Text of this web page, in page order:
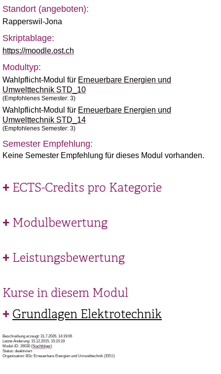
Standort (angeboten):
Rapperswil-Jona
Skriptablage:
https://moodle.ost.ch
Modultyp:
Wahlpflicht-Modul für Erneuerbare Energien und
Umwelttechnik STD_10
(Empfohlenes Semester: 3)
Wahlpflicht-Modul für Erneuerbare Energien und
Umwelttechnik STD_14
(Empfohlenes Semester: 3)
Semester Empfehlung:
Keine Semester Empfehlung für dieses Modul vorhanden.
ECTS-Credits pro Kategorie
Modulbewertung
Leistungsbewertung
Kurse in diesem Modul
Grundlagen Elektrotechnik
Beschreibung erzeugt: 31.7.2026, 14:19:06
Letzte Änderung: 15.12.2015, 15:15:19
Modul-ID: 26030 (Nachfolger)
Status: deaktiviert
Organisation: BSc Erneuerbare Energien und Umwelttechnik (EEU)